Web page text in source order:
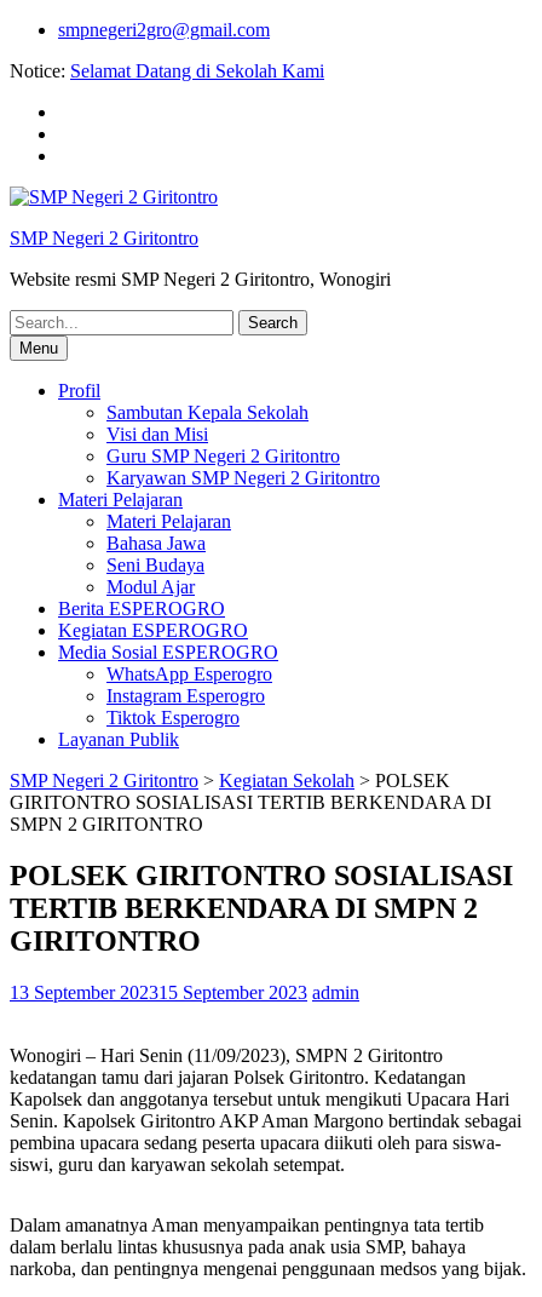
Skip
content
smpnegeri2gro@gmail.com
Notice: Selamat Datang di Sekolah Kami
SMP Negeri 2 Giritontro
Website resmi SMP Negeri 2 Giritontro, Wonogiri
Search
for:Menu
Profil
Sambutan Kepala Sekolah
Visi dan Misi
Guru SMP Negeri 2 Giritontro
Karyawan SMP Negeri 2 Giritontro
Materi Pelajaran
Materi Pelajaran
Bahasa Jawa
Seni Budaya
Modul Ajar
Berita ESPEROGRO
Kegiatan ESPEROGRO
Media Sosial ESPEROGRO
WhatsApp Esperogro
Instagram Esperogro
Tiktok Esperogro
Layanan Publik
SMP Negeri 2 Giritontro > Kegiatan Sekolah > POLSEK
GIRITONTRO SOSIALISASI TERTIB BERKENDARA DI
SMPN 2 GIRITONTRO
POLSEK GIRITONTRO SOSIALISASI
TERTIB BERKENDARA DI SMPN 2
GIRITONTRO
13 September 202315 September 2023 admin
Wonogiri – Hari Senin (11/09/2023), SMPN 2 Giritontro
kedatangan tamu dari jajaran Polsek Giritontro. Kedatangan
Kapolsek dan anggotanya tersebut untuk mengikuti Upacara Hari
Senin. Kapolsek Giritontro AKP Aman Margono bertindak sebagai
pembina upacara sedang peserta upacara diikuti oleh para siswa-
siswi, guru dan karyawan sekolah setempat.
Dalam amanatnya Aman menyampaikan pentingnya tata tertib
dalam berlalu lintas khususnya pada anak usia SMP, bahaya
narkoba, dan pentingnya mengenai penggunaan medsos yang bijak.